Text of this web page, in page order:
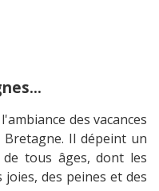
des vacances
Il dépeint un
de tous âges, dont les
des peines et des